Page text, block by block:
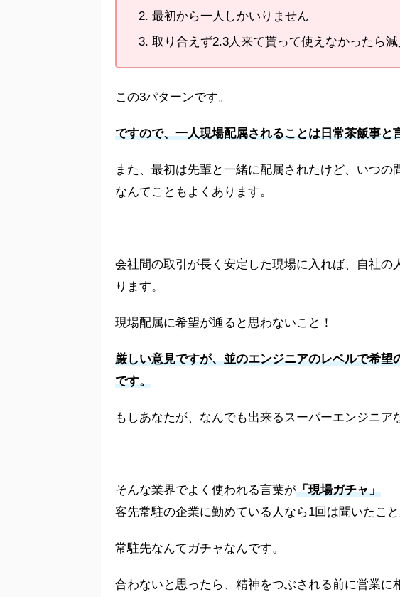
最初から一人しかいりません
取り合えず2.3人来て貰って使えなかったら
この3パターンです。
ですので、一人現場配属されることは日常茶飯事と
また、最初は先輩と一緒に配属されたけど、いつの
なんてこともよくあります。
会社間の取引が長く安定した現場に入れば、自社の
ります。
現場配属に希望が通ると思わないこと！
厳しい意見ですが、並のエンジニアのレベルで希
です。
もしあなたが、 なんでも出来るスーパーエンジニア
そんな業界でよく使われる言葉が「現場ガチャ」
客先常駐の企業に勤めている人なら1回は聞いたこと
常駐先なんてガチャなんです。
合わないと思ったら、精神をつぶされる前に営業に